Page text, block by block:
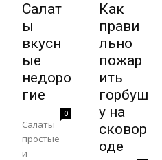
Салат
ы
вкусн
ые
недоро
гие
0
Салаты
простые
и
Как
прави
льно
пожар
ить
горбуш
у на
сковор
оде